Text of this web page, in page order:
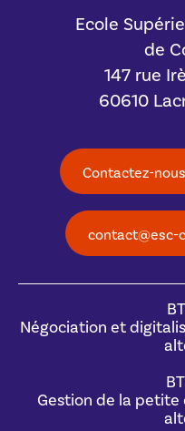
Ecole
de
147 rue
60610
Contactez-
contact@esc-
Négociation et
Gestion de la